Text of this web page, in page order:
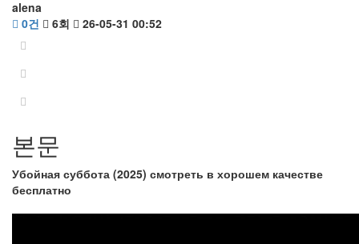
alena
0건
6회 26-05-31 00:52
본문
Убойная суббота (2025) смотреть в хорошем качестве
бесплатно